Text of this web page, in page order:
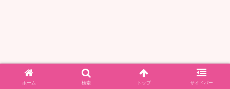
ホーム 検索 トップ サイドバー